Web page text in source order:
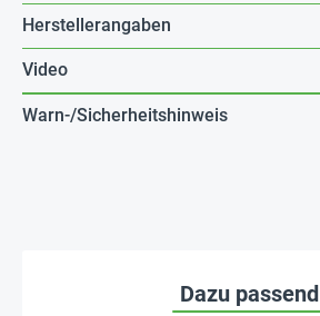
Herstellerangaben
Video
Warn-/Sicherheitshinweis
Dazu passend